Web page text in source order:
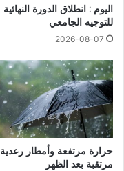
اليوم : انطلاق الدورة النهائية
للتوجيه الجامعي
2026-08-07
حرارة مرتفعة وأمطار رعدية
مرتقبة بعد الظهر